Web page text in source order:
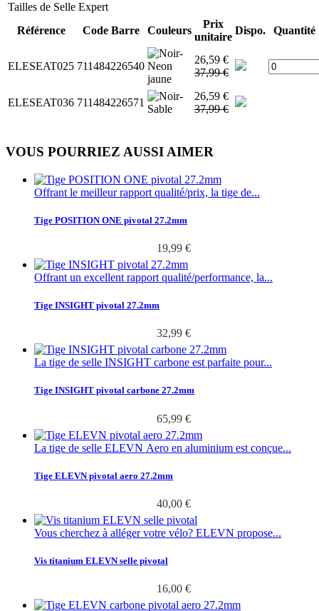
Tailles de Selle Expert
Référence
Code Barre Couleurs
Prix
unitaire
Dispo. Quantité
ELESEAT025 711484226540
26,59 €
37,99 €
ELESEAT036 711484226571
26,59 €
37,99 €
VOUS POURRIEZ AUSSI AIMER
Offrant le meilleur rapport qualité/prix, la tige de...
Tige POSITION ONE pivotal 27.2mm
19,99 €
Offrant un excellent rapport qualité/performance, la...
Tige INSIGHT pivotal 27.2mm
32,99 €
La tige de selle INSIGHT carbone est parfaite pour...
Tige INSIGHT pivotal carbone 27.2mm
65,99 €
La tige de selle ELEVN Aero en aluminium est conçue...
Tige ELEVN pivotal aero 27.2mm
40,00 €
Vous cherchez à alléger votre vélo? ELEVN propose...
Vis titanium ELEVN selle pivotal
16,00 €